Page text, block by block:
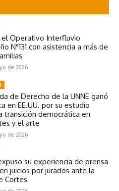
el Operativo Interfluvio
N°131 con asistencia a más de
de 2026
de Derecho de la UNNE ganó
en EE.UU. por su estudio
transición democrática en
y el arte
de 2026
su experiencia de prensa
juicios por jurados ante la
Cortes